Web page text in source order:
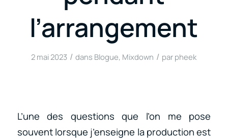
l’arrangement
2 mai 2023 / dans Blogue, Mixdown / par pheek
L’une des questions que l’on me pose
souvent lorsque j’enseigne la production est